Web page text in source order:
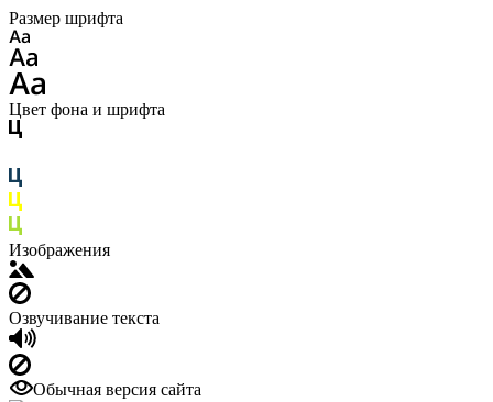
Размер шрифта
Цвет фона и шрифта
Изображения
Озвучивание текста
Обычная версия сайта